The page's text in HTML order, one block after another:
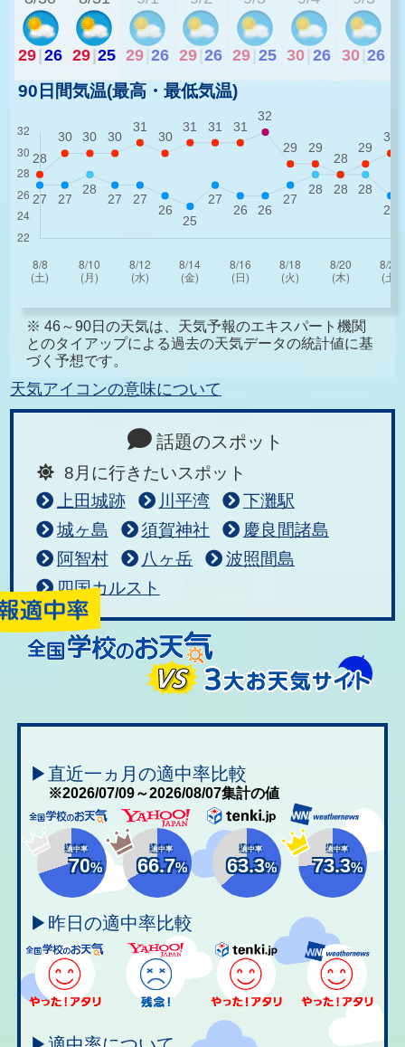
29 26 29 25 29 26 29 26 29 25 30 26 30 26
90日間気温(最高・最低気温)
※ 46～90日の天気は、天気予報のエキスパート機関
とのタイアップによる過去の天気データの統計値に基
づく予想です。
天気アイコンの意味について
話題のスポット
8月に行きたいスポット
上田城跡
川平湾
下灘駅
城ヶ島
須賀神社
慶良間諸島
阿智村
八ヶ岳
波照間島
四国カルスト
▶直近一ヵ月の適中率比較
※2026/07/09～2026/08/07集計の値
適中率
70%
適中率
66.7%
適中率
63.3%
適中率
73.3%
▶昨日の適中率比較